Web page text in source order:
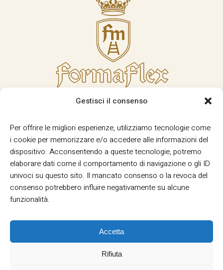
Gestisci il consenso
Per offrire le migliori esperienze, utilizziamo tecnologie come
i cookie per memorizzare e/o accedere alle informazioni del
dispositivo. Acconsentendo a queste tecnologie, potremo
elaborare dati come il comportamento di navigazione o gli ID
univoci su questo sito. Il mancato consenso o la revoca del
consenso potrebbero influire negativamente su alcune
funzionalità.
Accetta
Rifiuta
Privacy